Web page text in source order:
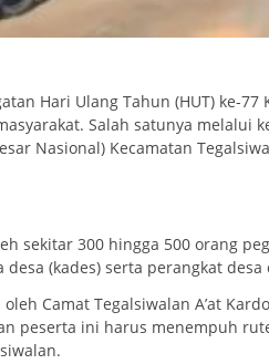
Hari Ulang Tahun (HUT) ke-
Salah satunya melalui
Nasional) Kecamatan
sekitar 300 hingga 500 orang
(kades) serta perangkat
Camat Tegalsiwalan A’at
peserta ini harus menempuh